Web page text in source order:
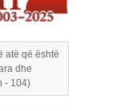
atë që është
dhe
- 104)